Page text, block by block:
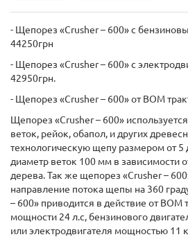
- Щепорез «Сrusher – 600» с
44250грн
- Щепорез «Сrusher – 600» с
42950грн.
- Щепорез «Сrusher – 600» от ВОМ
Щепорез «Сrusher – 600»
веток, рейок, обапол, и других
технологическую щепу размером от
диаметр веток 100 мм в зависимости
дерева. Так же щепорез «Сrusher –
направление потока щепы на 360
– 600» приводится в действие от ВОМ
мощности 24 л.с, бензинового
или электродвигателя мощностью 11